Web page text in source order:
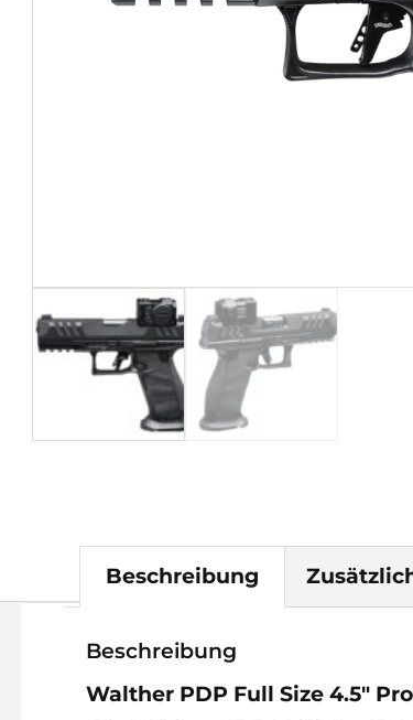
Beschreibung
Beschreibung
Walther PDP Full Size 4.5″